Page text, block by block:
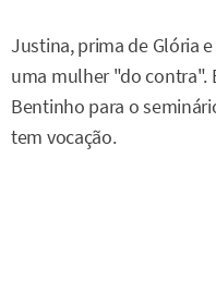
Justina, prima de Glória
uma mulher "do contra".
Bentinho para o
tem vocação.